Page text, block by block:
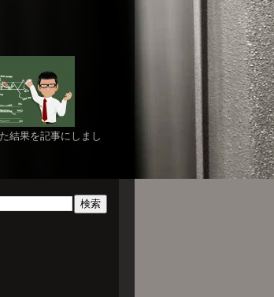
結果を記事にしまし